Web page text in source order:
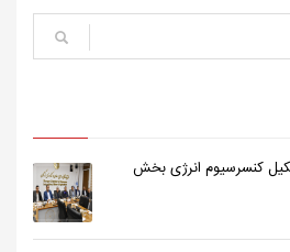
کنسرسیوم انرژی بخش